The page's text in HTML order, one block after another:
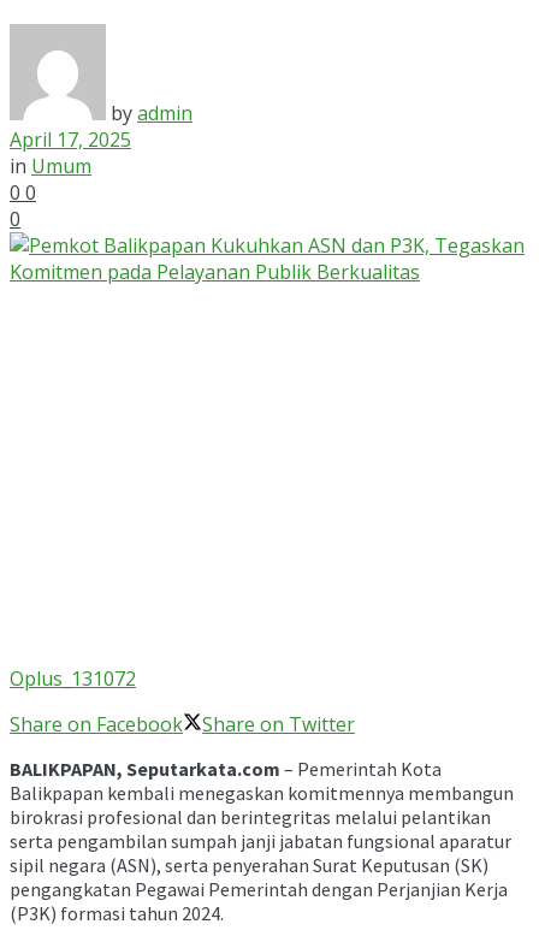
byadmin
April 17, 2025
in Umum
0 0
0
Oplus_131072
Share on Facebook
Share on Twitter
BALIKPAPAN, Seputarkata.com – Pemerintah Kota
Balikpapan kembali menegaskan komitmennya membangun
birokrasi profesional dan berintegritas melalui pelantikan
serta pengambilan sumpah janji jabatan fungsional aparatur
sipil negara (ASN), serta penyerahan Surat Keputusan (SK)
pengangkatan Pegawai Pemerintah dengan Perjanjian Kerja
(P3K) formasi tahun 2024.